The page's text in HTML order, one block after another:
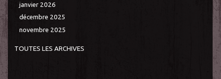
janvier 2026
décembre 2025
novembre 2025
TOUTES LES ARCHIVES